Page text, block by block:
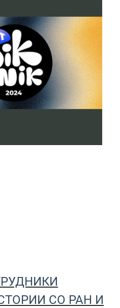
СО РАН И